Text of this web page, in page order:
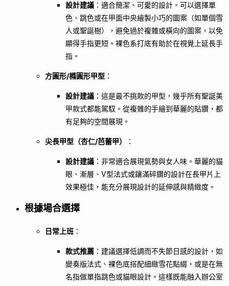
設計建議 ：適合簡潔、可愛的設計。可以選擇單
色、跳色或在甲面中央繪製小巧的圖案（如單個雪
人或聖誕樹），避免過於複雜或橫向的圖案，以免
顯得手指更短。裸色系打底有助於在視覺上延長手
指。
方圓形/橢圓形甲型 ：
設計建議 ：這是最不挑款的甲型，幾乎所有聖誕美
甲款式都能駕馭。從複雜的手繪到華麗的貼鑽，都
有足夠的空間展現。
尖長甲型（杏仁/芭蕾甲） ：
設計建議 ：非常適合展現氣勢與女人味。華麗的貓
眼、漸層、V型法式或鑲滿碎鑽的設計在長甲片上
效果極佳，能充分展現設計的延伸感與精緻度。
根據場合選擇
日常上班 ：
款式推薦 ：建議選擇低調而不失節日感的設計，如
變奏版法式、裸色底搭配細緻雪花點綴，或是在無
名指做單指跳色或貓眼設計。這樣既能融入辦公室